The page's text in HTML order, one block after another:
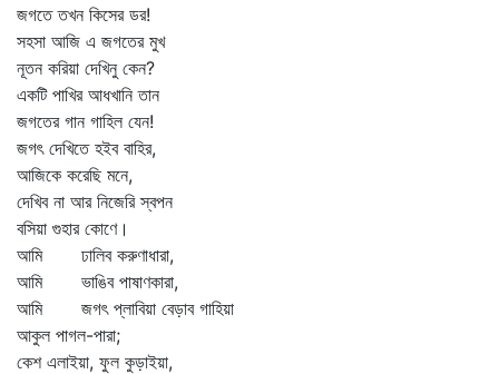
জগতে তখন কিসের ডর!
সহসা আজি এ জগতের মুখ
নূতন করিয়া দেখিনু কেন?
একটি পাখির আধখানি তান
জগতের গান গাহিল যেন!
জগৎ দেখিতে হইব বাহির,
আজিকে করেছি মনে,
দেখিব না আর নিজেরি স্বপন
বসিয়া গুহার কোণে।
আমি ঢালিব করুণাধারা,
আমি ভাঙিব পাষাণকারা,
আমি জগৎ প্লাবিয়া বেড়াব গাহিয়া
আকুল পাগল-পারা;
কেশ এলাইয়া, ফুল কুড়াইয়া,